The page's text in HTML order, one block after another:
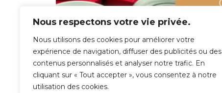
Nous respectons votre vie privée.
Nous utilisons des cookies pour améliorer votre
expérience de navigation, diffuser des publicités ou des
contenus personnalisés et analyser notre trafic. En
cliquant sur « Tout accepter », vous consentez à notre
utilisation des cookies.